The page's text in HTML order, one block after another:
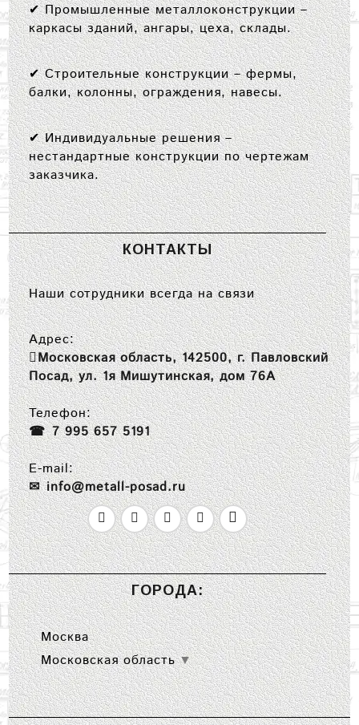
✔Промышленные металлоконструкции–
каркасы зданий, ангары, цеха, склады.
✔Строительные конструкции– фермы,
балки, колонны, ограждения, навесы.
✔Индивидуальные решения–
нестандартные конструкции по чертежам
заказчика.
КОНТАКТЫ
Наши сотрудники всегда на связи
Адрес:
Московская область, 142500, г. Павловский
Посад, ул. 1я Мишутинская, дом 76А
Телефон:
7 995 657 5191
E-mail:
info@metall-posad.ru
ГОРОДА:
Москва
Московская область ▼